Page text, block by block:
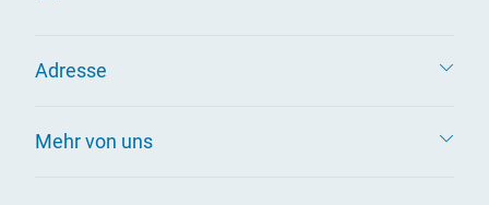
Adresse
Mehr von uns